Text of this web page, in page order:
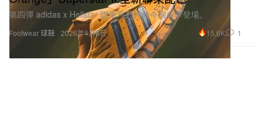
Footwear 球鞋
第四彈 adidas x Hellstar 聯乘系列將於今個春季登場。
2026年4月8日 15.6K 1